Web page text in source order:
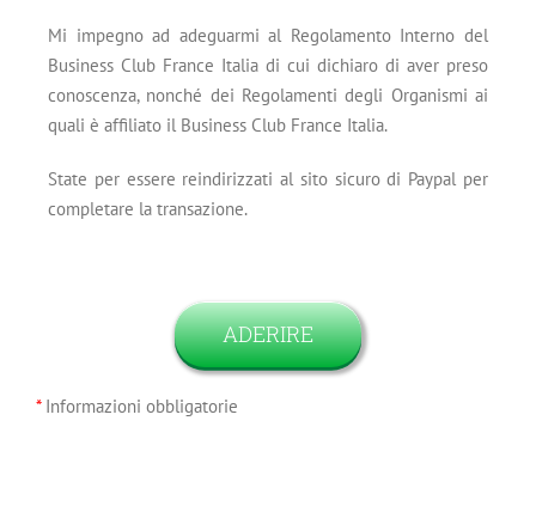
Mi impegno ad adeguarmi al Regolamento Interno del
Business Club France Italia di cui dichiaro di aver preso
conoscenza, nonché dei Regolamenti degli Organismi ai
quali è affiliato il Business Club France Italia.
State per essere reindirizzati al sito sicuro di Paypal per
completare la transazione.
*Informazioni obbligatorie